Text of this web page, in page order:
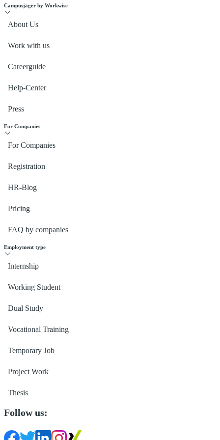
Campusjäger by Workwise
About Us
Work with us
Careerguide
Help-Center
Press
For Companies
For Companies
Registration
HR-Blog
Pricing
FAQ by companies
Employment type
Internship
Working Student
Dual Study
Vocational Training
Temporary Job
Project Work
Thesis
Follow us: